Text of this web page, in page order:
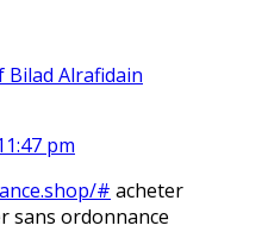
Bilad Alrafidain
pm
# acheter
sans ordonnance